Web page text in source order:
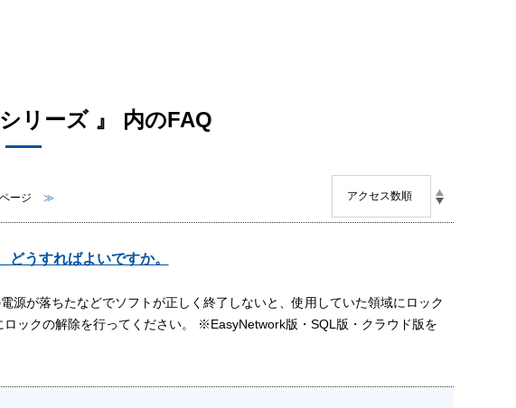
リーズ 』 内のFAQ
ージ ≫
うすればよいですか。
源が落ちたなどでソフトが正しく終了しないと、使用していた領域にロック
ックの解除を行ってください。 ※EasyNetwork版・SQL版・クラウド版を